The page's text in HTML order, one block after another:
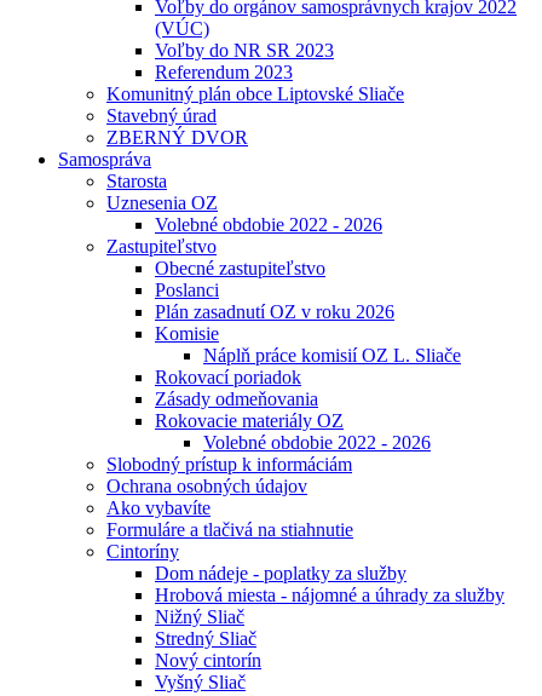
Voľby do orgánov samosprávnych krajov 2022
(VÚC)
Voľby do NR SR 2023
Referendum 2023
Komunitný plán obce Liptovské Sliače
Stavebný úrad
ZBERNÝ DVOR
Samospráva
Starosta
Uznesenia OZ
Volebné obdobie 2022 - 2026
Zastupiteľstvo
Obecné zastupiteľstvo
Poslanci
Plán zasadnutí OZ v roku 2026
Komisie
Náplň práce komisií OZ L. Sliače
Rokovací poriadok
Zásady odmeňovania
Rokovacie materiály OZ
Volebné obdobie 2022 - 2026
Slobodný prístup k informáciám
Ochrana osobných údajov
Ako vybavíte
Formuláre a tlačivá na stiahnutie
Cintoríny
Dom nádeje - poplatky za služby
Hrobová miesta - nájomné a úhrady za služby
Nižný Sliač
Stredný Sliač
Nový cintorín
Vyšný Sliač